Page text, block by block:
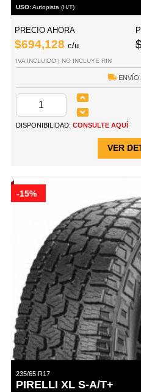
USO:Autopista (H/T)
PRECIO AHORA
$694,128 c/u
IVA INCLUIDO | NO INCLUYE RIN
ENVÍO
DISPONIBILIDAD: CONSULTE AQUÍ
VER
-15%
235/65 R17
PIRELLI XL S-A/T+